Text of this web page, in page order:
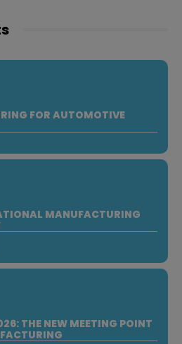
FOR AUTOMOTIVE
MANUFACTURING
THE NEW MEETING POINT